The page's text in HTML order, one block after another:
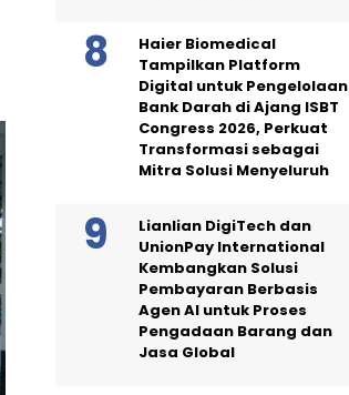
Haier Biomedical
Tampilkan Platform
Digital untuk Pengelolaan
Bank Darah di Ajang ISBT
Congress 2026, Perkuat
Transformasi sebagai
Mitra Solusi Menyeluruh
Lianlian DigiTech dan
UnionPay International
Kembangkan Solusi
Pembayaran Berbasis
Agen AI untuk Proses
Pengadaan Barang dan
Jasa Global